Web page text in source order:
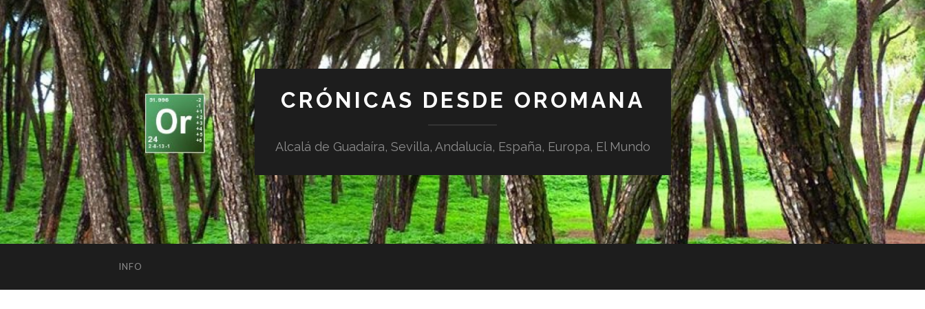
CRÓNICAS DESDE OROMANA
Alcalá de Guadaíra, Sevilla, Andalucía, España, Europa, El Mundo
INFO